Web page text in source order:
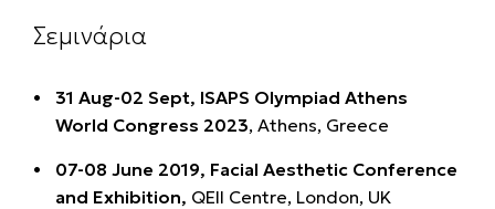
Σεμινάρια
31 Aug-02 Sept, ISAPS Olympiad Athens
World Congress 2023, Athens, Greece
07-08 June 2019, Facial Aesthetic Conference
and Exhibition, QEII Centre, London, UK